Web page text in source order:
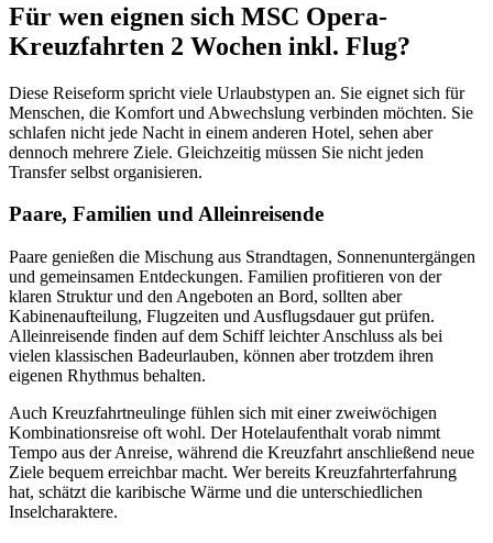
Für wen eignen sich MSC Opera-
Kreuzfahrten 2 Wochen inkl. Flug?
Diese Reiseform spricht viele Urlaubstypen an. Sie eignet sich für
Menschen, die Komfort und Abwechslung verbinden möchten. Sie
schlafen nicht jede Nacht in einem anderen Hotel, sehen aber
dennoch mehrere Ziele. Gleichzeitig müssen Sie nicht jeden
Transfer selbst organisieren.
Paare, Familien und Alleinreisende
Paare genießen die Mischung aus Strandtagen, Sonnenuntergängen
und gemeinsamen Entdeckungen. Familien profitieren von der
klaren Struktur und den Angeboten an Bord, sollten aber
Kabinenaufteilung, Flugzeiten und Ausflugsdauer gut prüfen.
Alleinreisende finden auf dem Schiff leichter Anschluss als bei
vielen klassischen Badeurlauben, können aber trotzdem ihren
eigenen Rhythmus behalten.
Auch Kreuzfahrtneulinge fühlen sich mit einer zweiwöchigen
Kombinationsreise oft wohl. Der Hotelaufenthalt vorab nimmt
Tempo aus der Anreise, während die Kreuzfahrt anschließend neue
Ziele bequem erreichbar macht. Wer bereits Kreuzfahrterfahrung
hat, schätzt die karibische Wärme und die unterschiedlichen
Inselcharaktere.